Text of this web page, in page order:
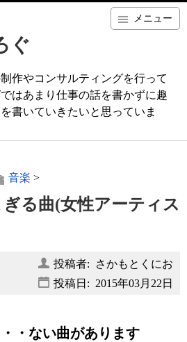
メニュー
ぐ
作やコンサルティングを行って
はあまり仕事の話を書かずに趣
書いていきたいと思っていま
音楽 >
る曲(女性アーティス
投稿者: さかもとくにお
投稿日: 2015年03月22日
・ない曲があります